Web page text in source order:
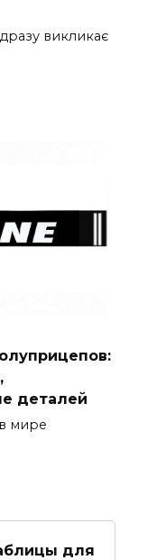
викликає
деталей
мире
для